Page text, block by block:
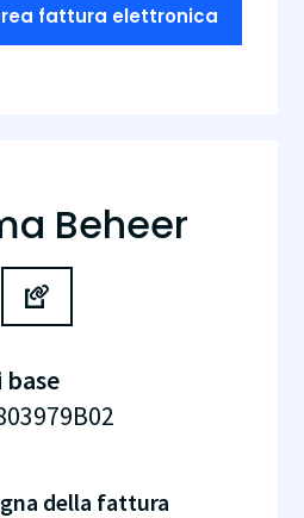
fattura elettronica
Beheer
della fattura